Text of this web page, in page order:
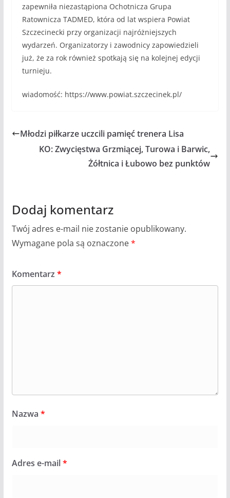
zapewniła niezastąpiona Ochotnicza Grupa
Ratownicza TADMED, która od lat wspiera Powiat
Szczecinecki przy organizacji najróżniejszych
wydarzeń. Organizatorzy i zawodnicy zapowiedzieli
już, że za rok również spotkają się na kolejnej edycji
turnieju.
wiadomość: https://www.powiat.szczecinek.pl/
Młodzi piłkarze uczcili pamięć trenera Lisa
KO: Zwycięstwa Grzmiącej, Turowa i Barwic,
Żółtnica i Łubowo bez punktów
Dodaj komentarz
Twój adres e-mail nie zostanie opublikowany.
Wymagane pola są oznaczone*
Komentarz *
Nazwa *
Adres e-mail*